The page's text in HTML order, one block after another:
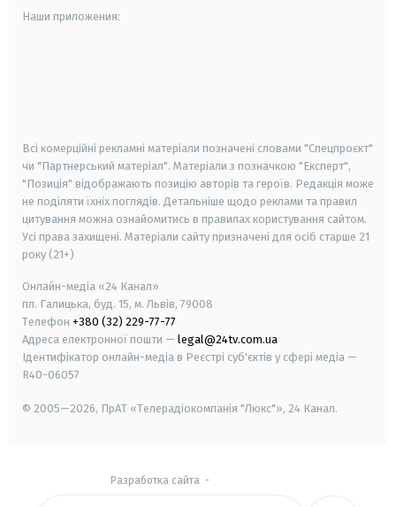
Наши приложения:
Всі комерційні рекламні матеріали позначені словами "Спецпроєкт"
чи "Партнерський матеріал". Матеріали з позначкою "Експерт",
"Позиція" відображають позицію авторів та героїв. Редакція може
не поділяти їхніх поглядів. Детальніше щодо реклами та правил
цитування можна ознайомитись в правилах користування сайтом.
Усі права захищені. Матеріали сайту призначені для осіб старше 21
року (21+)
Онлайн-медіа «24 Канал»
пл. Галицька, буд. 15, м. Львів, 79008
Телефон +380 (32) 229-77-77
Адреса електронної пошти — legal@24tv.com.ua
Ідентифікатор онлайн-медіа в Реєстрі суб'єктів у сфері медіа —
R40-06057
© 2005—2026, ПрАТ «Телерадіокомпанія "Люкс"», 24 Канал.
Разработка сайта -